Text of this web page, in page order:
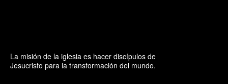
La misión de la iglesia es hacer discípulos de
Jesucristo para la transformación del mundo.